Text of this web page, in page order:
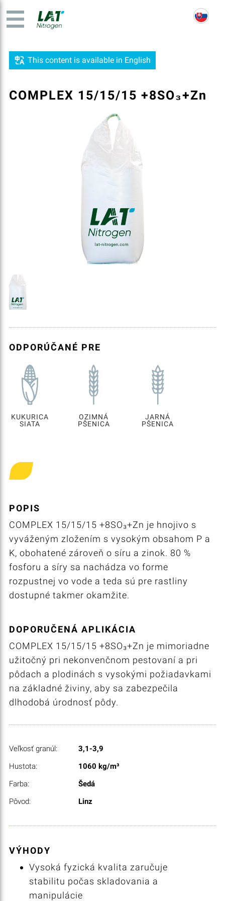
This content is available in English
COMPLEX 15/15/15 +8SO₃+Zn
ODPORÚČANÉ PRE
KUKURICA
SIATA
OZIMNÁ
PŠENICA
JARNÁ
PŠENICA
POPIS
COMPLEX 15/15/15 +8SO₃+Zn je hnojivo s
vyváženým zložením s vysokým obsahom P a
K, obohatené zároveň o síru a zinok. 80 %
fosforu a síry sa nachádza vo forme
rozpustnej vo vode a teda sú pre rastliny
dostupné takmer okamžite.
DOPORUČENÁ APLIKÁCIA
COMPLEX 15/15/15 +8SO₃+Zn je mimoriadne
užitočný pri nekonvenčnom pestovaní a pri
pôdach a plodinách s vysokými požiadavkami
na základné živiny, aby sa zabezpečila
dlhodobá úrodnosť pôdy.
Veľkosť granúl:
3,1-3,9
Hustota:
1060 kg/m³
Farba:
Šedá
Pôvod:
Linz
VÝHODY
Vysoká fyzická kvalita zaručuje
stabilitu počas skladovania a
manipulácie